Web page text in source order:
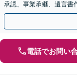
承認、事業承継、遺言書
携して円滑な問題解決を
電話でお問い